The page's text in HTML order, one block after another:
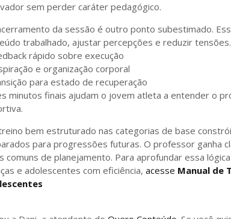
sem perder caráter pedagógico.
da sessão é outro ponto subestimado.
trabalhado, ajustar percepções e reduzir tensões.
rápido sobre execução
e organização corporal
para estado de recuperação
minutos finais ajudam o jovem atleta a entender o
bem estruturado nas categorias de base
para progressões futuras. O professor ganha
comuns de planejamento. Para aprofundar essa
e adolescentes com eficiência, acesse Manual de